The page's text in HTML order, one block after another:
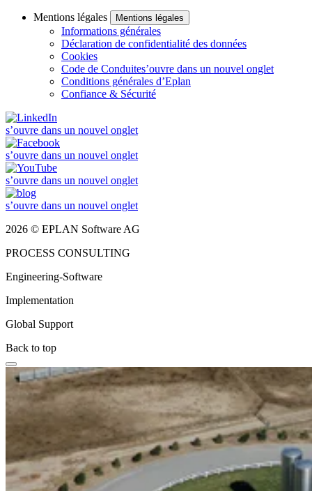
Mentions légales Mentions légales
Informations générales
Déclaration de confidentialité des données
Cookies
Code de Conduites’ouvre dans un nouvel onglet
Conditions générales d’Eplan
Confiance & Sécurité
s’ouvre dans un nouvel onglet
s’ouvre dans un nouvel onglet
s’ouvre dans un nouvel onglet
s’ouvre dans un nouvel onglet
2026 © EPLAN Software AG
PROCESS CONSULTING
Engineering-Software
Implementation
Global Support
Back to top